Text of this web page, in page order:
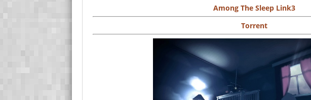
Among The Sleep Link3
Torrent